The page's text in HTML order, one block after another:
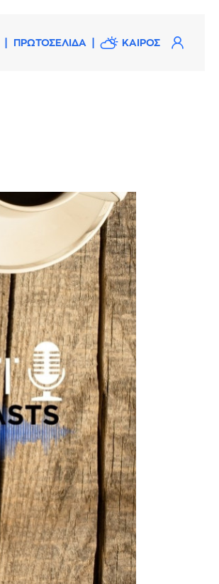
ΠΡΩΤΟΣΕΛΙΔΑ ΚΑΙΡΟΣ